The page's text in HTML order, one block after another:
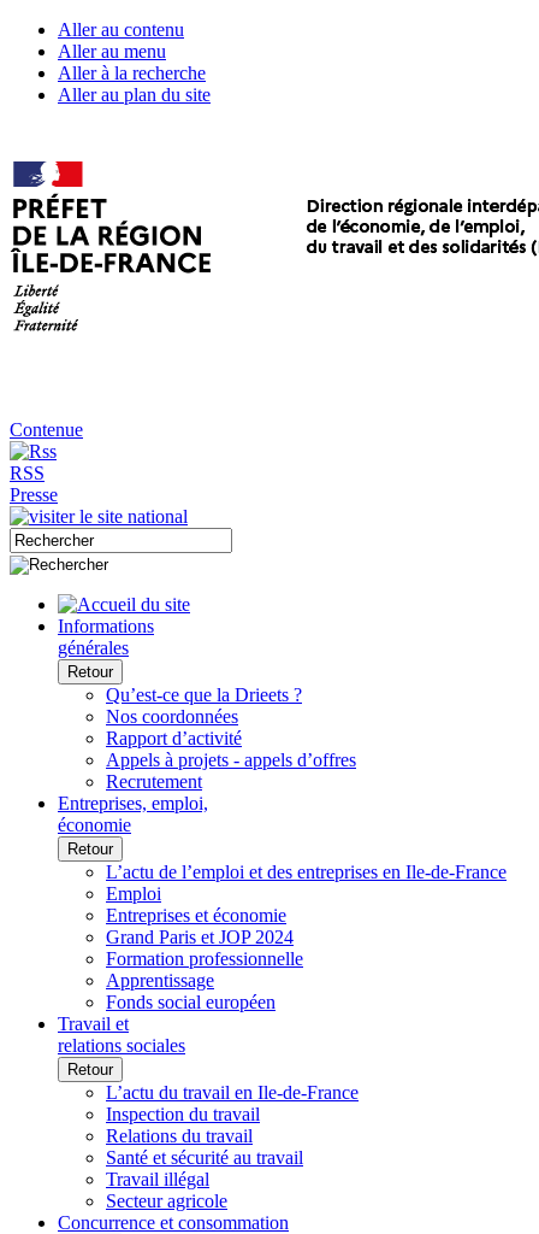
Aller au contenu
Aller au menu
Aller à la recherche
Aller au plan du site
Contenue
RSS
Presse
Informations
générales
Retour
Qu’est-ce que la Drieets ?
Nos coordonnées
Rapport d’activité
Appels à projets - appels d’offres
Recrutement
Entreprises, emploi,
économie
Retour
L’actu de l’emploi et des entreprises en Ile-de-France
Emploi
Entreprises et économie
Grand Paris et JOP 2024
Formation professionnelle
Apprentissage
Fonds social européen
Travail et
relations sociales
Retour
L’actu du travail en Ile-de-France
Inspection du travail
Relations du travail
Santé et sécurité au travail
Travail illégal
Secteur agricole
Concurrence et consommation